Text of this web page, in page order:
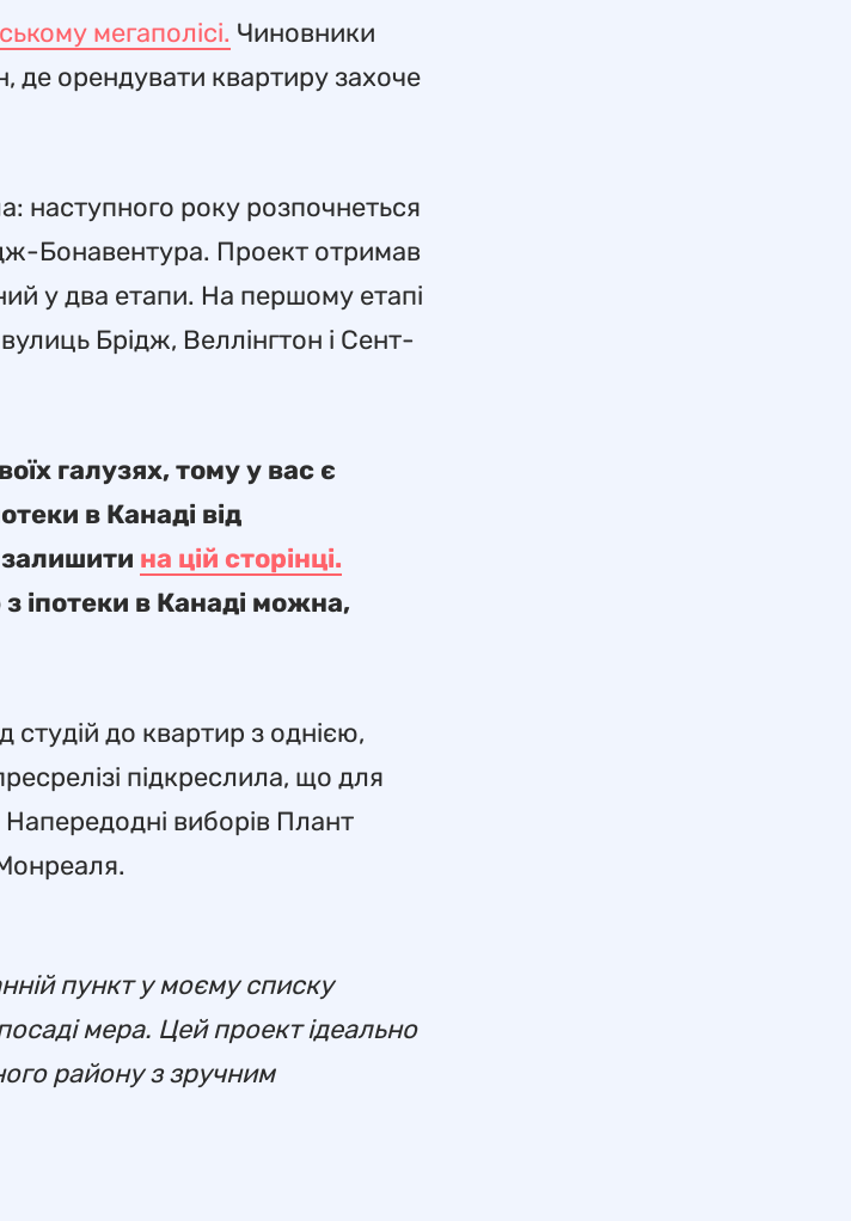
мегаполісі. Чиновники
де орендувати квартиру захоче
наступного року розпочнеться
Бонавентура. Проект отримав
у два етапи. На першому етапі
Брідж, Веллінгтон і Сент-
галузях, тому у вас є
в Канаді від
залишити на цій сторінці.
іпотеки в Канаді можна,
до квартир з однією,
підкреслила, що для
виборів Плант
пункт у моєму списку
мера. Цей проект ідеально
району з зручним